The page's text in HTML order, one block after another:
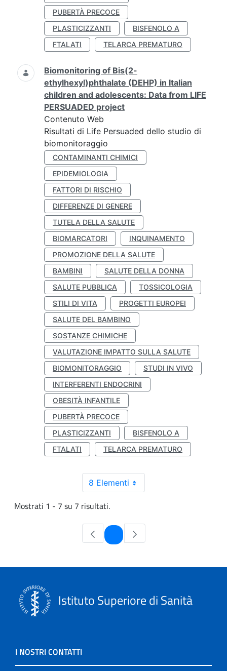
PUBERTÀ PRECOCE
PLASTICIZZANTI
BISFENOLO A
FTALATI
TELARCA PREMATURO
Biomonitoring of Bis(2-
ethylhexyl)phthalate (DEHP) in Italian
children and adolescents: Data from LIFE
PERSUADED project
Contenuto Web
Risultati di Life Persuaded dello studio di
biomonitoraggio
CONTAMINANTI CHIMICI
EPIDEMIOLOGIA
FATTORI DI RISCHIO
DIFFERENZE DI GENERE
TUTELA DELLA SALUTE
BIOMARCATORI
INQUINAMENTO
PROMOZIONE DELLA SALUTE
BAMBINI
SALUTE DELLA DONNA
SALUTE PUBBLICA
TOSSICOLOGIA
STILI DI VITA
PROGETTI EUROPEI
SALUTE DEL BAMBINO
SOSTANZE CHIMICHE
VALUTAZIONE IMPATTO SULLA SALUTE
BIOMONITORAGGIO
STUDI IN VIVO
INTERFERENTI ENDOCRINI
OBESITÀ INFANTILE
PUBERTÀ PRECOCE
PLASTICIZZANTI
BISFENOLO A
FTALATI
TELARCA PREMATURO
8 Elementi
Mostrati 1 - 7 su 7 risultati.
Pagina
Istituto Superiore di Sanità
I NOSTRI CONTATTI